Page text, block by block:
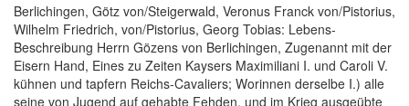
Berlichingen, Götz von/Steigerwald, Veronus Franck von/Pistorius,
Wilhelm Friedrich, von/Pistorius, Georg Tobias: Lebens-
Beschreibung Herrn Gözens von Berlichingen, Zugenannt mit der
Eisern Hand, Eines zu Zeiten Kaysers Maximiliani I. und Caroli V.
kühnen und tapfern Reichs-Cavaliers; Worinnen derselbe I.) alle
seine von Jugend auf gehabte Fehden, und im Krieg ausgeübte